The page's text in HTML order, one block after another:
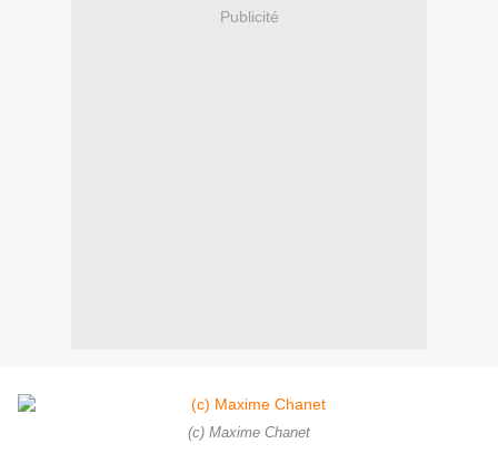
Publicité
(c) Maxime Chanet